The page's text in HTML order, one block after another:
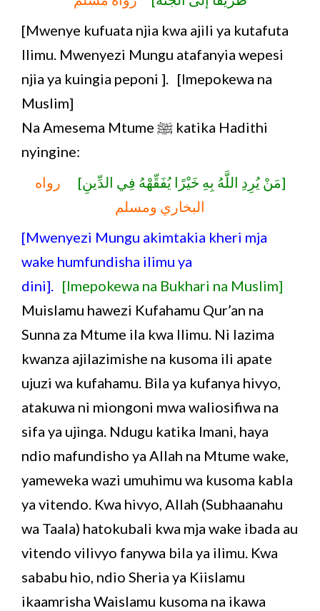
[Mwenye kufuata njia kwa ajili ya kutafuta
Ilimu. Mwenyezi Mungu atafanyia wepesi
njia ya kuingia peponi ]. [Imepokewa na
Muslim]
Na Amesema Mtume ﷺ katika Hadithi
nyingine:
[مَنْ يُرِدِ اللَّهُ بِهِ خَيْرًا يُفَقِّهْهُ فِي الدِّينِ]
رواه
البخاري ومسلم
[Mwenyezi Mungu akimtakia kheri mja
wake humfundisha ilimu ya
dini]. [Imepokewa na Bukhari na Muslim]
Muislamu hawezi Kufahamu Qur’an na
Sunna za Mtume ila kwa Ilimu. Ni lazima
kwanza ajilazimishe na kusoma ili apate
ujuzi wa kufahamu. Bila ya kufanya hivyo,
atakuwa ni miongoni mwa waliosifiwa na
sifa ya ujinga. Ndugu katika Imani, haya
ndio mafundisho ya Allah na Mtume wake,
yameweka wazi umuhimu wa kusoma kabla
ya vitendo. Kwa hivyo, Allah (Subhaanahu
wa Taala) hatokubali kwa mja wake ibada au
vitendo vilivyo fanywa bila ya ilimu. Kwa
sababu hio, ndio Sheria ya Kiislamu
ikaamrisha Waislamu kusoma na ikawa